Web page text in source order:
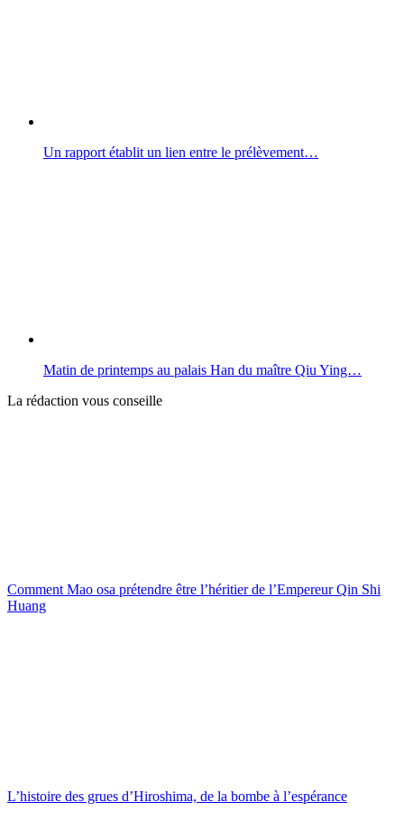
Un rapport établit un lien entre le prélèvement…
Matin de printemps au palais Han du maître Qiu Ying…
La rédaction vous conseille
Comment Mao osa prétendre être l’héritier de l’Empereur Qin Shi
Huang
L’histoire des grues d’Hiroshima, de la bombe à l’espérance